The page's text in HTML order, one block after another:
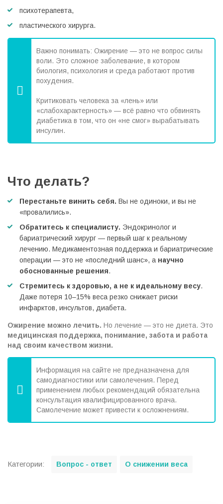
психотерапевта,
пластического хирурга.
Важно понимать: Ожирение — это не вопрос силы
воли. Это сложное заболевание, в котором
биология, психология и среда работают против
похудения.
Критиковать человека за «лень» или
«слабохарактерность» — всё равно что обвинять
диабетика в том, что он «не смог» вырабатывать
инсулин.
Что делать?
Перестаньте винить себя. Вы не одиноки, и вы не
«провалились».
Обратитесь к специалисту. Эндокринолог и
бариатрический хирург — первый шаг к реальному
лечению. Медикаментозная поддержка и бариатрические
операции — это не «последний шанс», а научно
обоснованные решения.
Стремитесь к здоровью, а не к идеальному весу.
Даже потеря 10–15% веса резко снижает риски
инфарктов, инсультов, диабета.
Ожирение можно лечить. Но лечение — это не диета. Это
медицинская поддержка, понимание, забота и работа
над своим качеством жизни.
Информация на сайте не предназначена для
самодиагностики или самолечения. Перед
применением любых рекомендаций обязательна
консультация квалифицированного врача.
Самолечение может привести к осложнениям.
Категории: Вопрос - ответ О снижении веса